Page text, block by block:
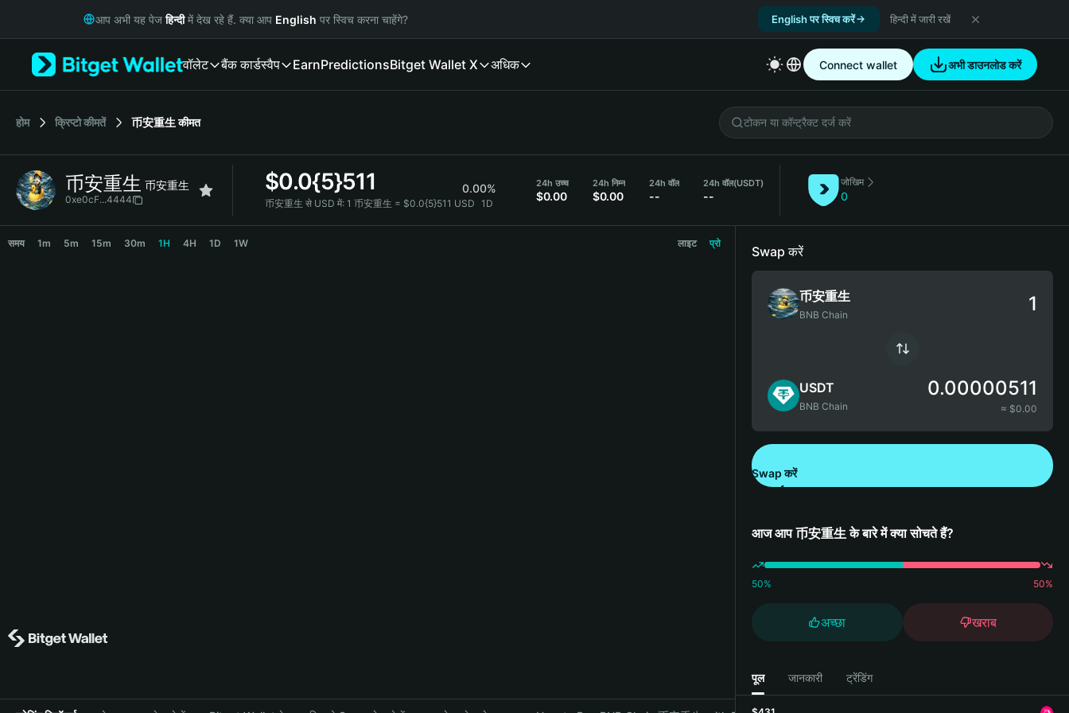
Русский
Italiano
简体中文
繁體中文
Bahasa Indonesia
आप अभी यह पेजहिन्दीमें देख रहे हैं. क्या आप English पर स्विच करना चाहेंगे? English पर स्विच करें हिन्दी में जारी रखें
वॉलेट बैंक कार्डस्वैप EarnPredictionsBitget Wallet X अधिक Connect wallet अभी डाउनलोड करें
होम क्रिप्टो कीमतें 币安重生 कीमत
币安重生 币安重生
0xe0cF...4444
$0.0{5}511 0.00%
币安重生 से USD में: 1 币安重生 = $0.0{5}511 USD 1D
24h उच्च
$0.00
24h निम्न
$0.00
24h वॉल
--
24h वॉल(USDT)
--
जोखिम
0
समय 1m 5m 15m 30m 1H 4H 1D 1W लाइट प्रो
Swap करें
币安重生
BNB Chain
USDT
BNB Chain
0.00000511
≈ $0.00
Swap करें
आज आप 币安重生 के बारे में क्या सोचते हैं?
50% 50%
अच्छा खराब
पूल जानकारी ट्रेंडिंग